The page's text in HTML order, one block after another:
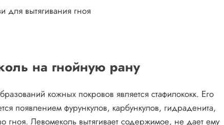
на гнойную рану
кожных покровов является стафилококк. Его
появлением фурункулов, карбункулов, гидраденита,
гноя. Левомеколь вытягивает содержимое, не дает ему